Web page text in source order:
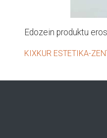
Edozein produktu
KIXKUR ESTETIKA-